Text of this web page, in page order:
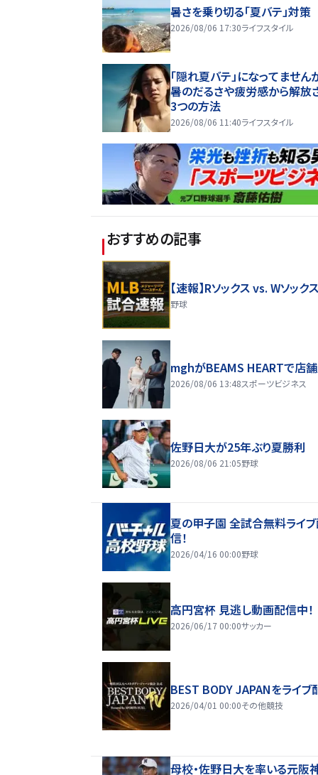
暑さを乗り切る「夏バテ」対策
2026/08/06 17:30ライフスタイル
「隠れ夏バテ」になってません
暑のだるさや疲労感から解放
3つの方法
2026/08/06 11:40ライフスタイル
おすすめの記事
【速報】Rソックス vs. Wソックス
野球
mghがBEAMS HEARTで店
2026/08/06 13:48スポーツビジネス
佐野日大が25年ぶり夏勝利
2026/08/06 21:05野球
夏の甲子園 全試合無料ライ
信！
2026/04/16 00:00野球
高円宮杯 見逃し動画配信中！
2026/06/17 00:00サッカー
BEST BODY JAPANをライブ
2026/04/01 00:00その他競技
母校・佐野日大を率いる元阪